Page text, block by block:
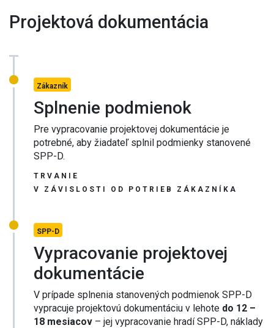
Projektová dokumentácia
Zákazník
Splnenie podmienok
Pre vypracovanie projektovej dokumentácie je
potrebné, aby žiadateľ splnil podmienky stanovené
SPP-D.
TRVANIE
V ZÁVISLOSTI OD POTRIEB ZÁKAZNÍKA
SPP-D
Vypracovanie projektovej
dokumentácie
V prípade splnenia stanovených podmienok SPP-D
vypracuje projektovú dokumentáciu v lehote do 12 –
18 mesiacov – jej vypracovanie hradí SPP-D, náklady